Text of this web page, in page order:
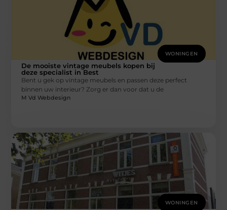
WONINGEN
De mooiste vintage meubels kopen bij
deze specialist in Best
Bent u gek op vintage meubels en passen deze perfect
binnen uw interieur? Zorg er dan voor dat u de
M Vd Webdesign
WONINGEN